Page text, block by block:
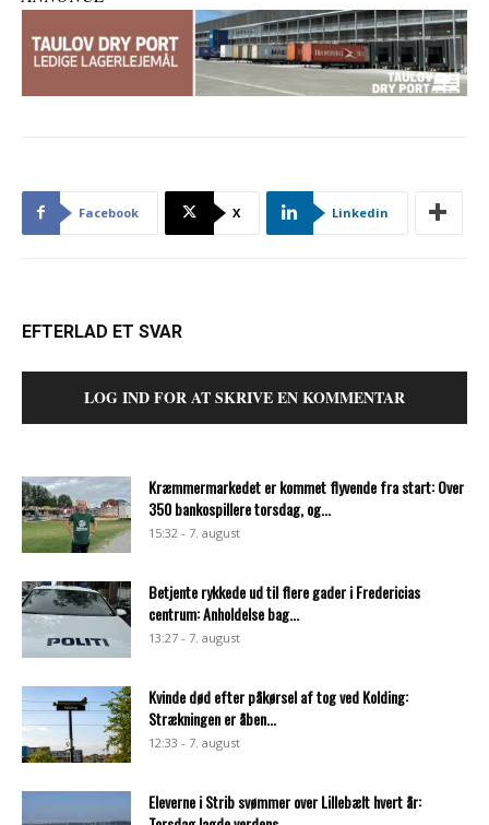
Facebook X Linkedin
EFTERLAD ET SVAR
LOG IND FOR AT SKRIVE EN KOMMENTAR
Kræmmermarkedet er kommet flyvende fra start: Over
350 bankospillere torsdag, og...
15:32 - 7. august
Betjente rykkede ud til flere gader i Fredericias
centrum: Anholdelse bag...
13:27 - 7. august
Kvinde død efter påkørsel af tog ved Kolding:
Strækningen er åben...
12:33 - 7. august
Eleverne i Strib svømmer over Lillebælt hvert år: